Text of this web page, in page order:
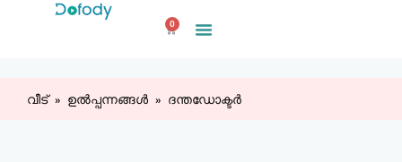
ഉള്ളടക്കത്തിലേക്ക്
0
കാർട്ട്
വീട് ഉൽപ്പന്നങ്ങൾ ദന്തഡോക്ടർ